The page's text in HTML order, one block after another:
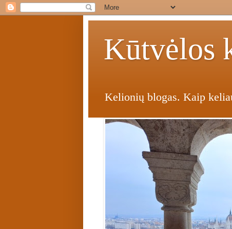
Kūtvėlos
Kelionių blogas. Kaip